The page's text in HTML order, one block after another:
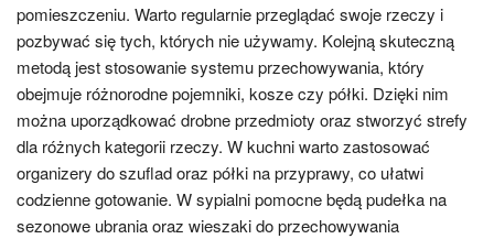
pomieszczeniu. Warto regularnie przeglądać swoje rzeczy i
pozbywać się tych, których nie używamy. Kolejną skuteczną
metodą jest stosowanie systemu przechowywania, który
obejmuje różnorodne pojemniki, kosze czy półki. Dzięki nim
można uporządkować drobne przedmioty oraz stworzyć strefy
dla różnych kategorii rzeczy. W kuchni warto zastosować
organizery do szuflad oraz półki na przyprawy, co ułatwi
codzienne gotowanie. W sypialni pomocne będą pudełka na
sezonowe ubrania oraz wieszaki do przechowywania